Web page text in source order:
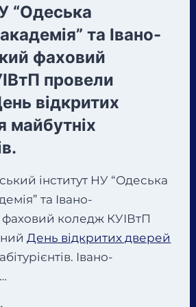
“Одеська
та Івано-
фаховий
провели
відкритих
майбутніх
інститут НУ “Одеська
та Івано-
коледж КУІВтП
День відкритих дверей
Івано-